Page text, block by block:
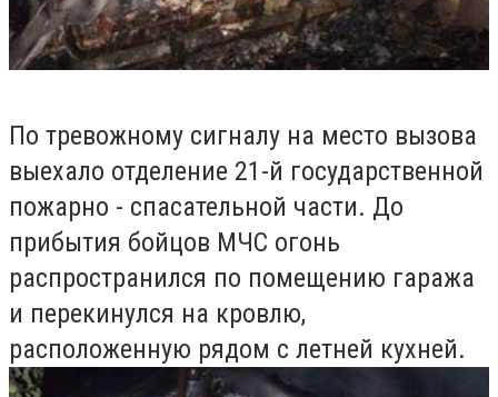
По тревожному сигналу на место вызова
выехало отделение 21-й государственной
пожарно - спасательной части. До
прибытия бойцов МЧС огонь
распространился по помещению гаража
и перекинулся на кровлю,
расположенную рядом с летней кухней.